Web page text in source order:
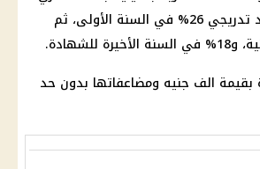
لمدة 3 سنوات، بعائد تدريجي 26% في السنة الأولى، ثم
الف جنيه ومضاعفاتها بدون حد